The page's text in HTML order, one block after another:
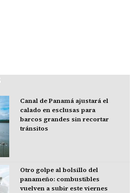
Canal de Panamá ajustará el
calado en esclusas para
barcos grandes sin recortar
tránsitos
Otro golpe al bolsillo del
panameño: combustibles
vuelven a subir este viernes